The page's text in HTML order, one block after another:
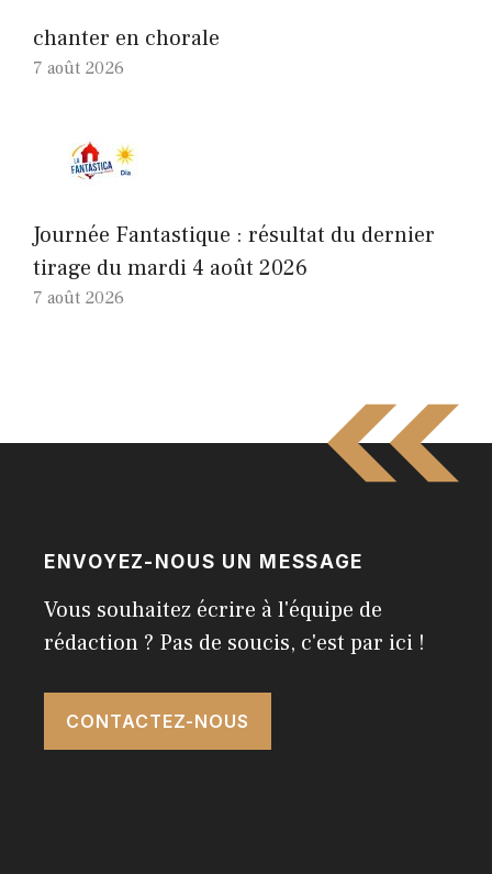
chanter en chorale
7 août 2026
Journée Fantastique : résultat du dernier
tirage du mardi 4 août 2026
7 août 2026
ENVOYEZ-NOUS UN MESSAGE
Vous souhaitez écrire à l'équipe de
rédaction ? Pas de soucis, c'est par ici !
CONTACTEZ-NOUS